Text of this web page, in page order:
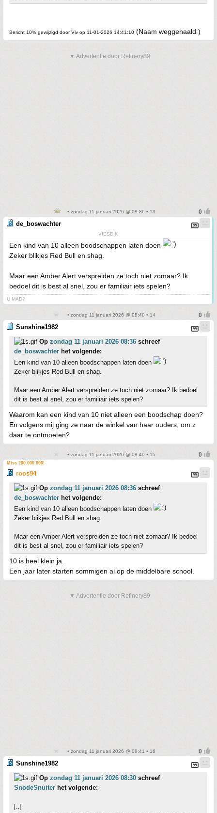
Bericht 10% gewijzigd door Viv op 11-01-2026 14:41:10 (Naam weggehaald )
▼ Advertentie door Refinery89
• zondag 11 januari 2026 @ 08:36 • 13
de_boswachter
VIESDIK
Een kind van 10 alleen boodschappen laten doen
Zeker blikjes Red Bull en shag.
Maar een Amber Alert verspreiden ze toch niet zomaar? Ik
bedoel dit is best al snel, zou er familiair iets spelen?
U MAD?
• zondag 11 januari 2026 @ 08:40 • 14
Sunshine1982
Op zondag 11 januari 2026 08:36 schreef
de_boswachter het volgende:
Een kind van 10 alleen boodschappen laten doen
Zeker blikjes Red Bull en shag.
Maar een Amber Alert verspreiden ze toch niet zomaar? Ik bedoel
dit is best al snel, zou er familiair iets spelen?
Waarom kan een kind van 10 niet alleen een boodschap doen?
En volgens mij ging ze naar de winkel van haar ouders, om z
daar te ontmoeten?
• zondag 11 januari 2026 @ 08:40 • 15
Miss 200.000.000!
roos94
Op zondag 11 januari 2026 08:36 schreef
de_boswachter het volgende:
Een kind van 10 alleen boodschappen laten doen
Zeker blikjes Red Bull en shag.
Maar een Amber Alert verspreiden ze toch niet zomaar? Ik bedoel
dit is best al snel, zou er familiair iets spelen?
10 is heel klein ja.
Een jaar later starten sommigen al op de middelbare school.
▼ Advertentie door Refinery89
• zondag 11 januari 2026 @ 08:41 • 16
Sunshine1982
Op zondag 11 januari 2026 08:30 schreef
SnodeSnuiter het volgende:
[..]